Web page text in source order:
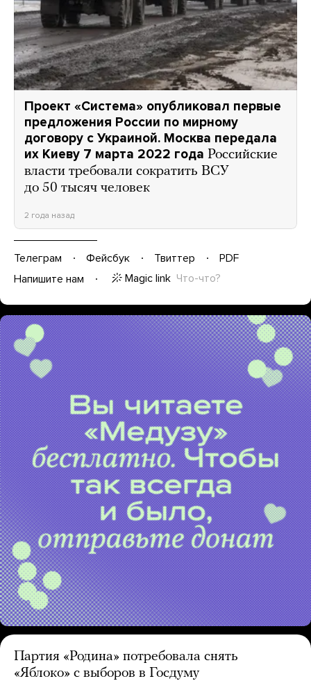
Проект «Система» опубликовал первые
предложения России по мирному
договору с Украиной. Москва передала
их Киеву 7 марта 2022 года Российские
власти требовали сократить ВСУ
до 50 тысяч человек
2 года назад
Телеграм Фейсбук Твиттер
PDF
Напишите нам
Magic link Что-что?
Партия «Родина» потребовала снять
«Яблоко» с выборов в Госдуму